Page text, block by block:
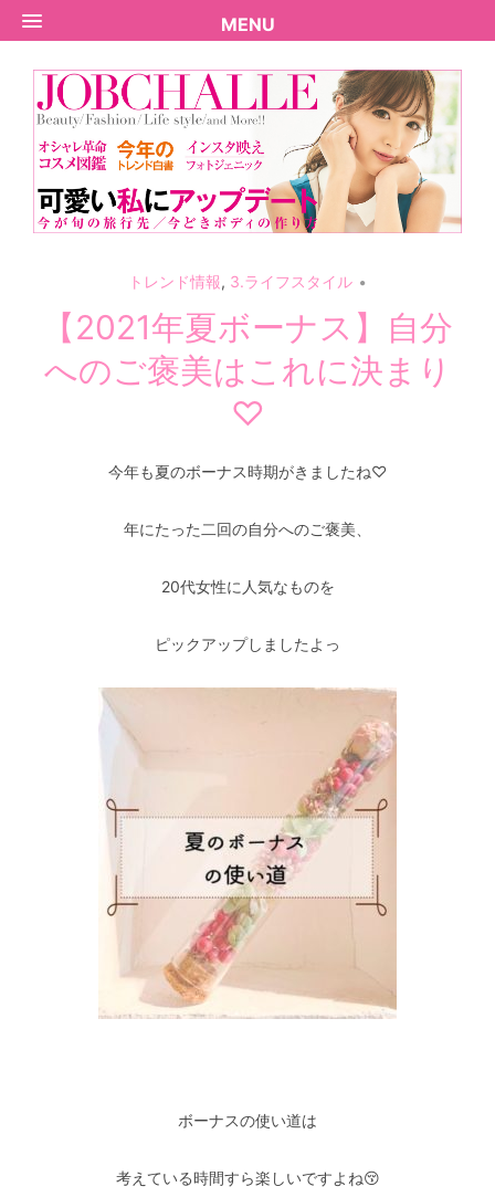
MENU
トレンド情報, 3.ライフスタイル
【2021年夏ボーナス】自分
へのご褒美はこれに決まり
♡
今年も夏のボーナス時期がきましたね♡
年にたった二回の自分へのご褒美、
20代女性に人気なものを
ピックアップしましたよっ
ボーナスの使い道は
考えている時間すら楽しいですよね😚